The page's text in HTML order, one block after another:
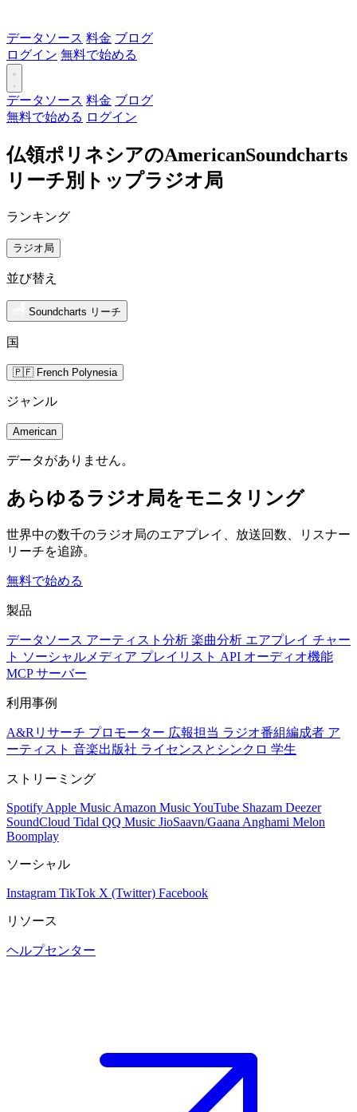
データソース 料金 ブログ
ログイン 無料で始める
データソース 料金 ブログ
無料で始める ログイン
仏領ポリネシアのAmericanSoundcharts
リーチ別トップラジオ局
ランキング
ラジオ局
並び替え
Soundcharts リーチ
国
🇵🇫 French Polynesia
ジャンル
American
データがありません。
あらゆるラジオ局をモニタリング
世界中の数千のラジオ局のエアプレイ、放送回数、リスナー
リーチを追跡。
無料で始める
製品
データソース アーティスト分析 楽曲分析 エアプレイ チャー
ト ソーシャルメディア プレイリスト API オーディオ機能
MCP サーバー
利用事例
A&Rリサーチ プロモーター 広報担当 ラジオ番組編成者 ア
ーティスト 音楽出版社 ライセンスとシンクロ 学生
ストリーミング
Spotify Apple Music Amazon MusicYouTube Shazam Deezer
SoundCloud Tidal QQ Music JioSaavn/Gaana Anghami Melon
Boomplay
ソーシャル
Instagram TikTok X (Twitter) Facebook
リソース
ヘルプセンター